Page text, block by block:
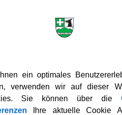
ein optimales
verwenden wir auf dieser
Sie können über die
Ihre aktuelle Cookie